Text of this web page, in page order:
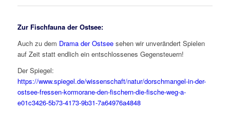
Zur Fischfauna der Ostsee:
Auch zu dem Drama der Ostseesehen wir unverändert Spielen
auf Zeit statt endlich ein entschlossenes Gegensteuern!
Der Spiegel:
https://www.spiegel.de/wissenschaft/natur/dorschmangel-in-der-
ostsee-fressen-kormorane-den-fischern-die-fische-weg-a-
e01c3426-5b73-4173-9b31-7a64976a4848